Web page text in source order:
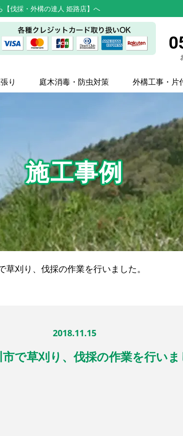
伐採・外構の達人 姫路店】へ
り 庭木消毒・防虫対策 外構工事・片
施工事例
草刈り、伐採の作業を行いました。
2018.11.15
で草刈り、伐採の作業を行い